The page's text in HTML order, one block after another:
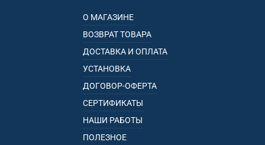
О МАГАЗИНЕ
ВОЗВРАТ ТОВАРА
ДОСТАВКА И ОПЛАТА
УСТАНОВКА
ДОГОВОР-ОФЕРТА
СЕРТИФИКАТЫ
НАШИ РАБОТЫ
ПОЛЕЗНОЕ